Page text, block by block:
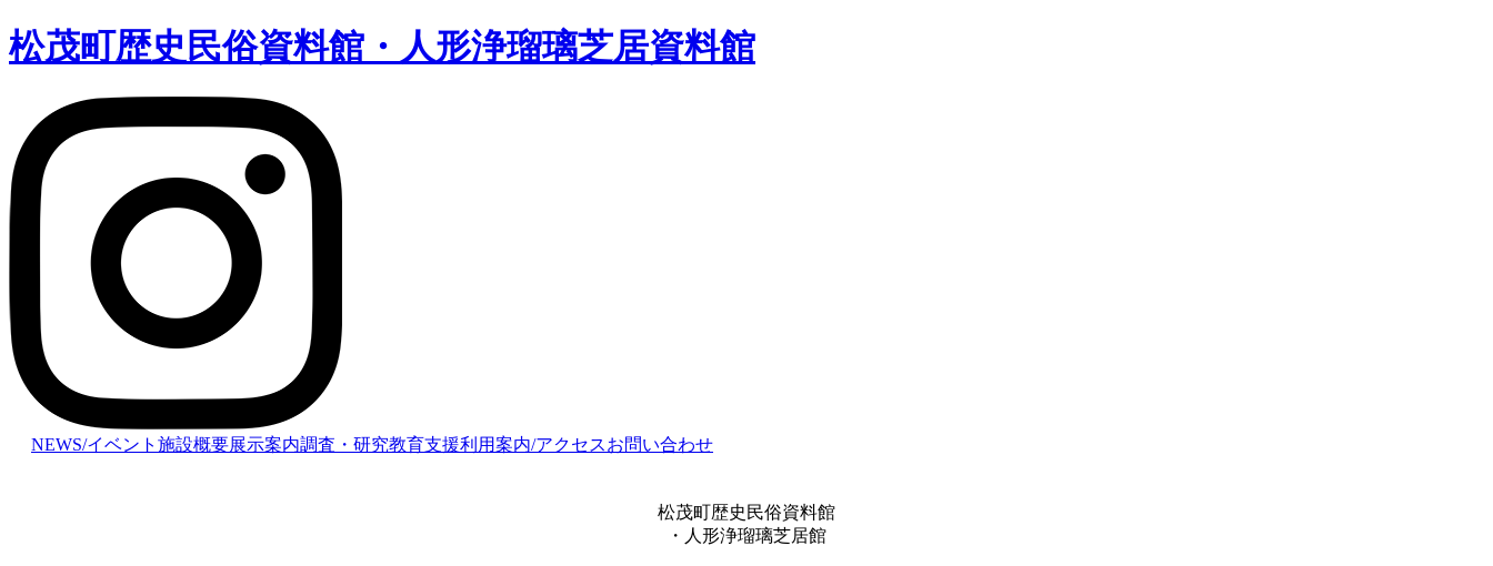
松茂町歴史民俗資料館・人形浄瑠璃芝居資料館
NEWS/イベント 施設概要展示案内調査・研究教育支援利用案内/アクセスお問い合わせ
松茂町歴史民俗資料館
・人形浄瑠璃芝居館